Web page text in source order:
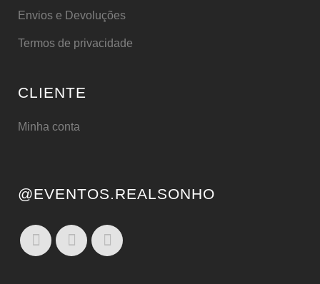
Envios e Devoluções
Termos de privacidade
CLIENTE
Minha conta
@EVENTOS.REALSONHO